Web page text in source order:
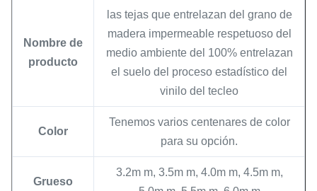
Nombre de
producto
las tejas que entrelazan del grano de
madera impermeable respetuoso del
medio ambiente del 100% entrelazan
el suelo del proceso estadístico del
vinilo del tecleo
Color
Tenemos varios centenares de color
para su opción.
Grueso
3.2m m, 3.5m m, 4.0m m, 4.5m m,